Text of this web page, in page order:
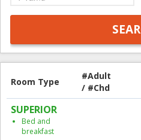
Room Type
#Adult
/ #Chd
SUPERIOR
Bed and
breakfast